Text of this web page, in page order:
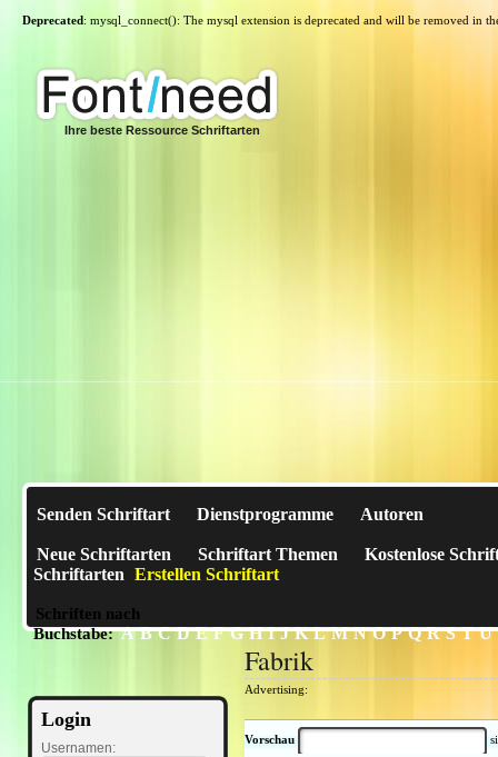
Deprecated: mysql_connect(): The mysql extension is deprecated and will be removed in
Ihre beste Ressource Schriftarten
Senden Schriftart Dienstprogramme Autoren
Neue Schriftarten Schriftart Themen
Kostenlose
Schriftarten Erstellen Schriftart
Schriften nach
Buchstabe:A B C D E F G H I J K L M N O P Q R S T U
Login
Usernamen:
Fabrik
Advertising:
Vorschau